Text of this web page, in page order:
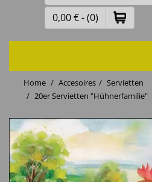
0,00 € - (0)
Home
Accesoires
Servietten
20er Servietten "Hühnerfamilie"